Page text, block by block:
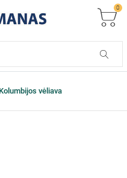
0
Kolumbijos vėliava